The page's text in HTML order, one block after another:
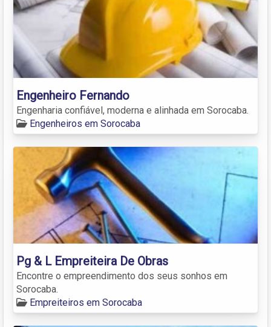
Engenheiro Fernando
Engenharia confiável, moderna e alinhada em Sorocaba.
Engenheiros em Sorocaba
Pg & L Empreiteira De Obras
Encontre o empreendimento dos seus sonhos em
Sorocaba.
Empreiteiros em Sorocaba